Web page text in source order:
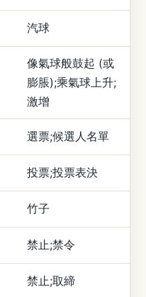
汽球
像氣球般鼓起 (或
膨脹);乘氣球上升;
激增
選票;候選人名單
投票;投票表決
竹子
禁止;禁令
禁止;取締